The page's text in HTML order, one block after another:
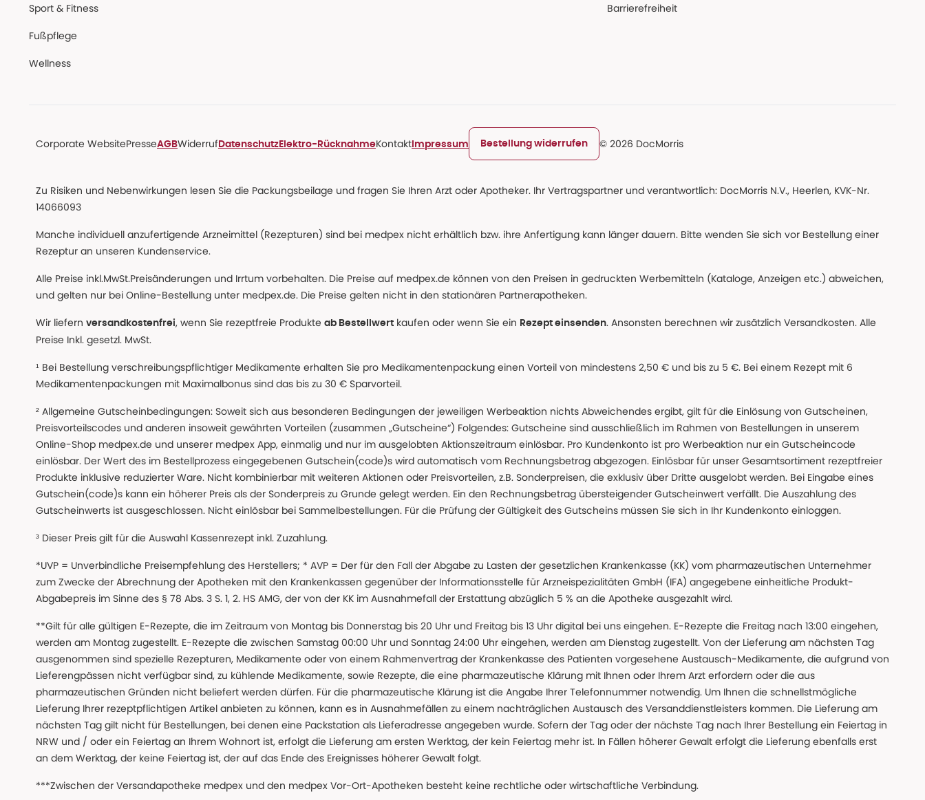
Sport & Fitness
Fußpflege
Wellness
Barrierefreiheit
Corporate WebsitePresseAGBWiderruf Datenschutz Elektro-RücknahmeKontakt Impressum Bestellung widerrufen © 2026 DocMorris
Zu Risiken und Nebenwirkungen lesen Sie die Packungsbeilage und fragen Sie Ihren Arzt oder Apotheker. Ihr Vertragspartner und verantwortlich: DocMorris N.V., Heerlen, KVK-Nr.
14066093
Manche individuell anzufertigende Arzneimittel (Rezepturen) sind bei medpex nicht erhältlich bzw. ihre Anfertigung kann länger dauern. Bitte wenden Sie sich vor Bestellung einer
Rezeptur an unseren Kundenservice.
Alle Preise inkl.MwSt.Preisänderungen und Irrtum vorbehalten. Die Preise auf medpex.de können von den Preisen in gedruckten Werbemitteln (Kataloge, Anzeigen etc.) abweichen,
und gelten nur bei Online-Bestellung unter medpex.de. Die Preise gelten nicht in den stationären Partnerapotheken.
Wir liefern versandkostenfrei, wenn Sie rezeptfreie Produkte ab Bestellwert kaufen oder wenn Sie ein Rezept einsenden. Ansonsten berechnen wir zusätzlich Versandkosten. Alle
Preise Inkl. gesetzl. MwSt.
¹ Bei Bestellung verschreibungspflichtiger Medikamente erhalten Sie pro Medikamentenpackung einen Vorteil von mindestens 2,50 € und bis zu 5 €. Bei einem Rezept mit 6
Medikamentenpackungen mit Maximalbonus sind das bis zu 30 € Sparvorteil.
² Allgemeine Gutscheinbedingungen: Soweit sich aus besonderen Bedingungen der jeweiligen Werbeaktion nichts Abweichendes ergibt, gilt für die Einlösung von Gutscheinen,
Preisvorteilscodes und anderen insoweit gewährten Vorteilen (zusammen „Gutscheine“) Folgendes: Gutscheine sind ausschließlich im Rahmen von Bestellungen in unserem
Online-Shop medpex.de und unserer medpex App, einmalig und nur im ausgelobten Aktionszeitraum einlösbar. Pro Kundenkonto ist pro Werbeaktion nur ein Gutscheincode
einlösbar. Der Wert des im Bestellprozess eingegebenen Gutschein(code)s wird automatisch vom Rechnungsbetrag abgezogen. Einlösbar für unser Gesamtsortiment rezeptfreier
Produkte inklusive reduzierter Ware. Nicht kombinierbar mit weiteren Aktionen oder Preisvorteilen, z.B. Sonderpreisen, die exklusiv über Dritte ausgelobt werden. Bei Eingabe eines
Gutschein(code)s kann ein höherer Preis als der Sonderpreis zu Grunde gelegt werden. Ein den Rechnungsbetrag übersteigender Gutscheinwert verfällt. Die Auszahlung des
Gutscheinwerts ist ausgeschlossen. Nicht einlösbar bei Sammelbestellungen. Für die Prüfung der Gültigkeit des Gutscheins müssen Sie sich in Ihr Kundenkonto einloggen.
³ Dieser Preis gilt für die Auswahl Kassenrezept inkl. Zuzahlung.
*UVP = Unverbindliche Preisempfehlung des Herstellers; * AVP = Der für den Fall der Abgabe zu Lasten der gesetzlichen Krankenkasse (KK) vom pharmazeutischen Unternehmer
zum Zwecke der Abrechnung der Apotheken mit den Krankenkassen gegenüber der Informationsstelle für Arzneispezialitäten GmbH (IFA) angegebene einheitliche Produkt-
Abgabepreis im Sinne des § 78 Abs. 3 S. 1, 2. HS AMG, der von der KK im Ausnahmefall der Erstattung abzüglich 5 % an die Apotheke ausgezahlt wird.
**Gilt für alle gültigen E-Rezepte, die im Zeitraum von Montag bis Donnerstag bis 20 Uhr und Freitag bis 13 Uhr digital bei uns eingehen. E-Rezepte die Freitag nach 13:00 eingehen,
werden am Montag zugestellt. E-Rezepte die zwischen Samstag 00:00 Uhr und Sonntag 24:00 Uhr eingehen, werden am Dienstag zugestellt. Von der Lieferung am nächsten Tag
ausgenommen sind spezielle Rezepturen, Medikamente oder von einem Rahmenvertrag der Krankenkasse des Patienten vorgesehene Austausch-Medikamente, die aufgrund von
Lieferengpässen nicht verfügbar sind, zu kühlende Medikamente, sowie Rezepte, die eine pharmazeutische Klärung mit Ihnen oder Ihrem Arzt erfordern oder die aus
pharmazeutischen Gründen nicht beliefert werden dürfen. Für die pharmazeutische Klärung ist die Angabe Ihrer Telefonnummer notwendig. Um Ihnen die schnellstmögliche
Lieferung Ihrer rezeptpflichtigen Artikel anbieten zu können, kann es in Ausnahmefällen zu einem nachträglichen Austausch des Versanddienstleisters kommen. Die Lieferung am
nächsten Tag gilt nicht für Bestellungen, bei denen eine Packstation als Lieferadresse angegeben wurde. Sofern der Tag oder der nächste Tag nach Ihrer Bestellung ein Feiertag in
NRW und / oder ein Feiertag an Ihrem Wohnort ist, erfolgt die Lieferung am ersten Werktag, der kein Feiertag mehr ist. In Fällen höherer Gewalt erfolgt die Lieferung ebenfalls erst
an dem Werktag, der keine Feiertag ist, der auf das Ende des Ereignisses höherer Gewalt folgt.
***Zwischen der Versandapotheke medpex und den medpex Vor-Ort-Apotheken besteht keine rechtliche oder wirtschaftliche Verbindung.